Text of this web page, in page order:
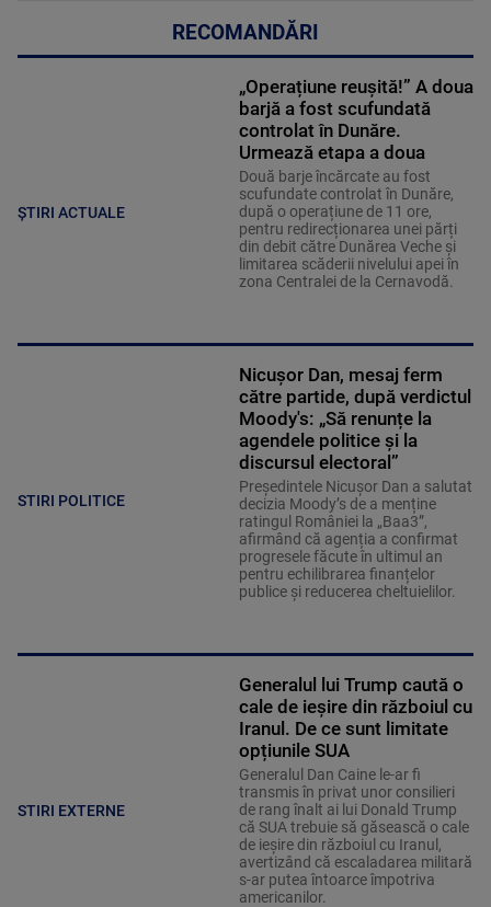
RECOMANDĂRI
ȘTIRI ACTUALE
„Operațiune reușită!” A doua
barjă a fost scufundată
controlat în Dunăre.
Urmează etapa a doua
Două barje încărcate au fost
scufundate controlat în Dunăre,
după o operațiune de 11 ore,
pentru redirecționarea unei părți
din debit către Dunărea Veche și
limitarea scăderii nivelului apei în
zona Centralei de la Cernavodă.
STIRI POLITICE
Nicușor Dan, mesaj ferm
către partide, după verdictul
Moody's: „Să renunțe la
agendele politice şi la
discursul electoral”
Președintele Nicușor Dan a salutat
decizia Moody’s de a menține
ratingul României la „Baa3”,
afirmând că agenția a confirmat
progresele făcute în ultimul an
pentru echilibrarea finanțelor
publice și reducerea cheltuielilor.
STIRI EXTERNE
Generalul lui Trump caută o
cale de ieșire din războiul cu
Iranul. De ce sunt limitate
opțiunile SUA
Generalul Dan Caine le-ar fi
transmis în privat unor consilieri
de rang înalt ai lui Donald Trump
că SUA trebuie să găsească o cale
de ieșire din războiul cu Iranul,
avertizând că escaladarea militară
s-ar putea întoarce împotriva
americanilor.